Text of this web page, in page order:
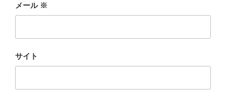
メール ※
サイト